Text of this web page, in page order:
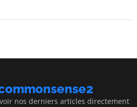
nos derniers articles directement